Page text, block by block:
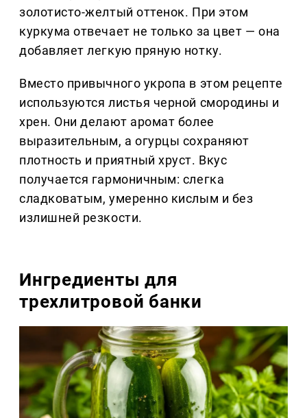
золотисто-желтый оттенок. При этом
куркума отвечает не только за цвет — она
добавляет легкую пряную нотку.
Вместо привычного укропа в этом рецепте
используются листья черной смородины и
хрен. Они делают аромат более
выразительным, а огурцы сохраняют
плотность и приятный хруст. Вкус
получается гармоничным: слегка
сладковатым, умеренно кислым и без
излишней резкости.
Ингредиенты для
трехлитровой банки